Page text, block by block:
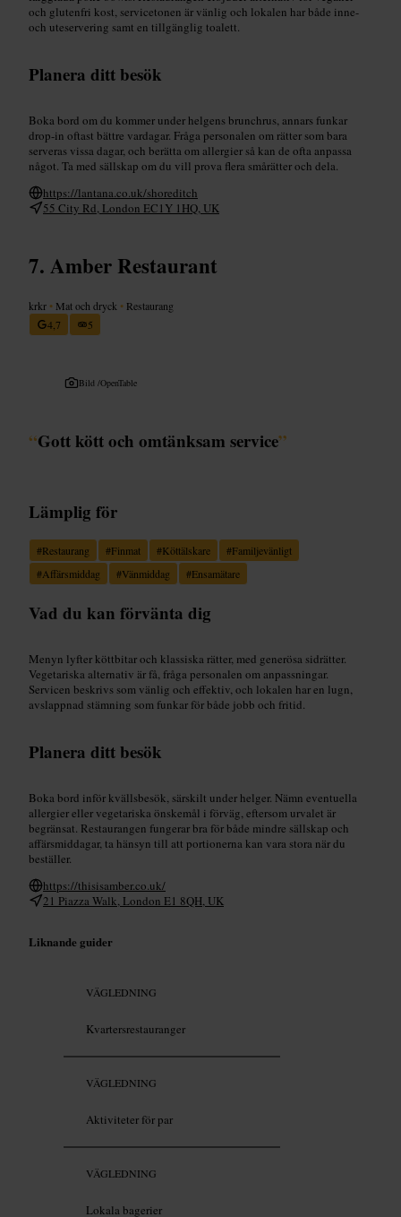
och glutenfri kost, servicetonen är vänlig och lokalen har både inne-
och uteservering samt en tillgänglig toalett.
Planera ditt besök
Boka bord om du kommer under helgens brunchrus, annars funkar
drop-in oftast bättre vardagar. Fråga personalen om rätter som bara
serveras vissa dagar, och berätta om allergier så kan de ofta anpassa
något. Ta med sällskap om du vill prova flera smårätter och dela.
https://lantana.co.uk/shoreditch
55 City Rd, London EC1Y 1HQ, UK
Amber Restaurant
krkr • Mat och dryck • Restaurang
4,7
5
Bild /OpenTable
“Gott kött och omtänksam service”
Lämplig för
#Restaurang #Finmat #Köttälskare #Familjevänligt
#Affärsmiddag #Vänmiddag #Ensamätare
Vad du kan förvänta dig
Menyn lyfter köttbitar och klassiska rätter, med generösa sidrätter.
Vegetariska alternativ är få, fråga personalen om anpassningar.
Servicen beskrivs som vänlig och effektiv, och lokalen har en lugn,
avslappnad stämning som funkar för både jobb och fritid.
Planera ditt besök
Boka bord inför kvällsbesök, särskilt under helger. Nämn eventuella
allergier eller vegetariska önskemål i förväg, eftersom urvalet är
begränsat. Restaurangen fungerar bra för både mindre sällskap och
affärsmiddagar, ta hänsyn till att portionerna kan vara stora när du
beställer.
https://thisisamber.co.uk/
21 Piazza Walk, London E1 8QH, UK
Liknande guider
VÄGLEDNING
Kvartersrestauranger
VÄGLEDNING
Aktiviteter för par
VÄGLEDNING
Lokala bagerier